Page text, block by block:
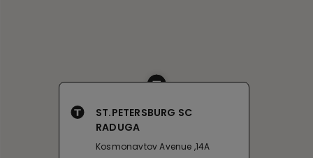
ST.PETERSBURG SC
RADUGA
Kosmonavtov Avenue ,14A